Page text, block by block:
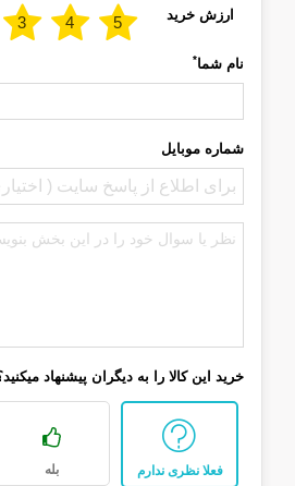
ارزش خرید
نام شما*
شماره موبایل
خرید این کالا را به دیگران پیشنهاد
فعلا نظری ندارم بله